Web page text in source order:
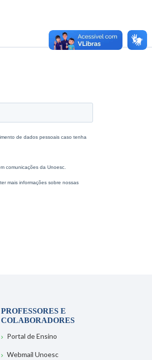
PROFESSORES E
COLABORADORES
Portal de Ensino
Webmail Unoesc